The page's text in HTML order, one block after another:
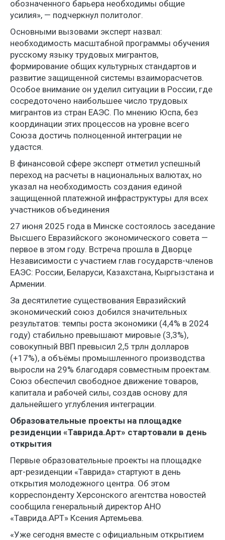
обозначенного барьера необходимы общие
усилия», — подчеркнул политолог.
Основными вызовами эксперт назвал:
необходимость масштабной программы обучения
русскому языку трудовых мигрантов,
формирование общих культурных стандартов и
развитие защищенной системы взаиморасчетов.
Особое внимание он уделил ситуации в России, где
сосредоточено наибольшее число трудовых
мигрантов из стран ЕАЭС. По мнению Юспа, без
координации этих процессов на уровне всего
Союза достичь полноценной интеграции не
удастся.
В финансовой сфере эксперт отметил успешный
переход на расчеты в национальных валютах, но
указал на необходимость создания единой
защищенной платежной инфраструктуры для всех
участников объединения
27 июня 2025 года в Минске состоялось заседание
Высшего Евразийского экономического совета —
первое в этом году. Встреча прошла в Дворце
Независимости с участием глав государств-членов
ЕАЭС: России, Беларуси, Казахстана, Кыргызстана и
Армении.
За десятилетие существования Евразийский
экономический союз добился значительных
результатов: темпы роста экономики (4,4% в 2024
году) стабильно превышают мировые (3,3%),
совокупный ВВП превысил 2,5 трлн долларов
(+17%), а объёмы промышленного производства
выросли на 29% благодаря совместным проектам.
Союз обеспечил свободное движение товаров,
капитала и рабочей силы, создав основу для
дальнейшего углубления интеграции.
Образовательные проекты на площадке
резиденции «Таврида.Арт» стартовали в день
открытия
Первые образовательные проекты на площадке
арт-резиденции «Таврида» стартуют в день
открытия молодежного центра. Об этом
корреспонденту Херсонского агентства новостей
сообщила генеральный директор АНО
«Таврида.АРТ» Ксения Артемьева.
«Уже сегодня вместе с официальным открытием